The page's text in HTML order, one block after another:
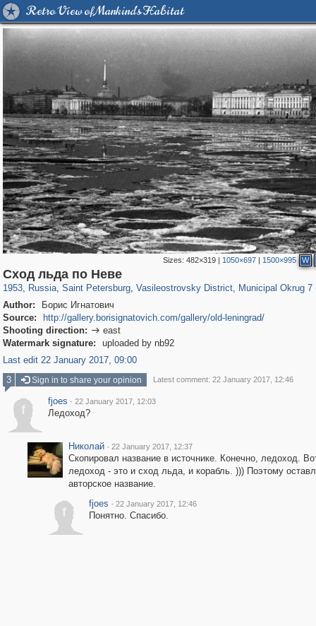
Retro View of Mankind's Habitat
Sizes:482×319 | 1050×697 | 1500×995 W
Сход льда по Неве
1953, Russia
1,407,325 29,248
, Saint Petersburg
197,255 5,714
, Vasileostrovsky District, Municipal Okrug 7
456
Author:
Борис Игнатович
Source:
http://gallery.borisignatovich.com/gallery/old-leningrad/
Shooting direction:  east
Watermark signature:
uploaded by nb92
Last edit 22 January 2017, 09:00
3
Sign in to share your opinion Latest comment: 22 January 2017, 12:46
f
fjoes · 22 January 2017, 12:03
Ледоход?
Николай · 22 January 2017, 12:37
Скопировал название в источнике. Конечно, ледоход.
ледоход - это и сход льда, и корабль. ))) Поэтому
авторское название.
f
fjoes · 22 January 2017, 12:46
Понятно. Спасибо.